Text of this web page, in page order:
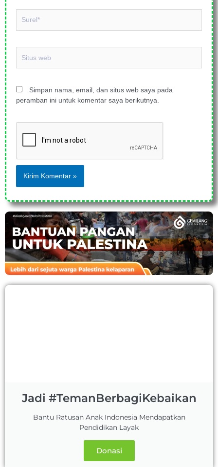
web
Simpan nama, email, dan situs web saya pada
peramban ini untuk komentar saya berikutnya.
Jadi #TemanBerbagiKebaikan
Bantu Ratusan Anak Indonesia Mendapatkan
Pendidikan Layak
Donasi